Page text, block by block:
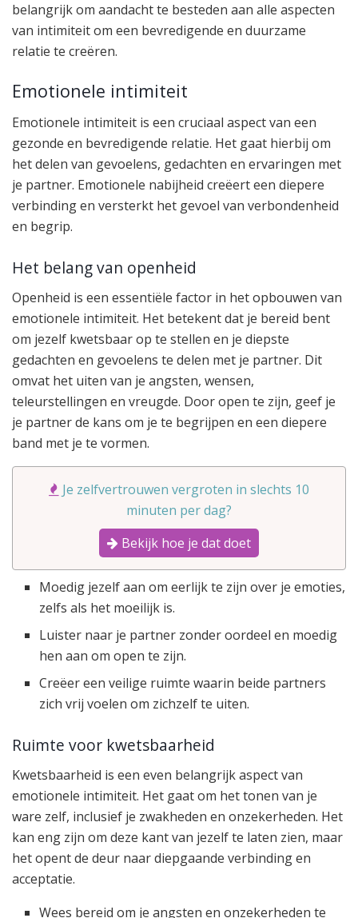
belangrijk om aandacht te besteden aan alle aspecten
van intimiteit om een bevredigende en duurzame
relatie te creëren.
Emotionele intimiteit
Emotionele intimiteit is een cruciaal aspect van een
gezonde en bevredigende relatie. Het gaat hierbij om
het delen van gevoelens, gedachten en ervaringen met
je partner. Emotionele nabijheid creëert een diepere
verbinding en versterkt het gevoel van verbondenheid
en begrip.
Het belang van openheid
Openheid is een essentiële factor in het opbouwen van
emotionele intimiteit. Het betekent dat je bereid bent
om jezelf kwetsbaar op te stellen en je diepste
gedachten en gevoelens te delen met je partner. Dit
omvat het uiten van je angsten, wensen,
teleurstellingen en vreugde. Door open te zijn, geef je
je partner de kans om je te begrijpen en een diepere
band met je te vormen.
Je zelfvertrouwen vergroten in slechts 10
minuten per dag?
Bekijk hoe je dat doet
Moedig jezelf aan om eerlijk te zijn over je emoties,
zelfs als het moeilijk is.
Luister naar je partner zonder oordeel en moedig
hen aan om open te zijn.
Creëer een veilige ruimte waarin beide partners
zich vrij voelen om zichzelf te uiten.
Ruimte voor kwetsbaarheid
Kwetsbaarheid is een even belangrijk aspect van
emotionele intimiteit. Het gaat om het tonen van je
ware zelf, inclusief je zwakheden en onzekerheden. Het
kan eng zijn om deze kant van jezelf te laten zien, maar
het opent de deur naar diepgaande verbinding en
acceptatie.
Wees bereid om je angsten en onzekerheden te